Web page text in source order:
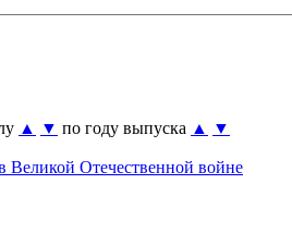
▲ ▼ по году выпуска ▲ ▼
Великой Отечественной войне